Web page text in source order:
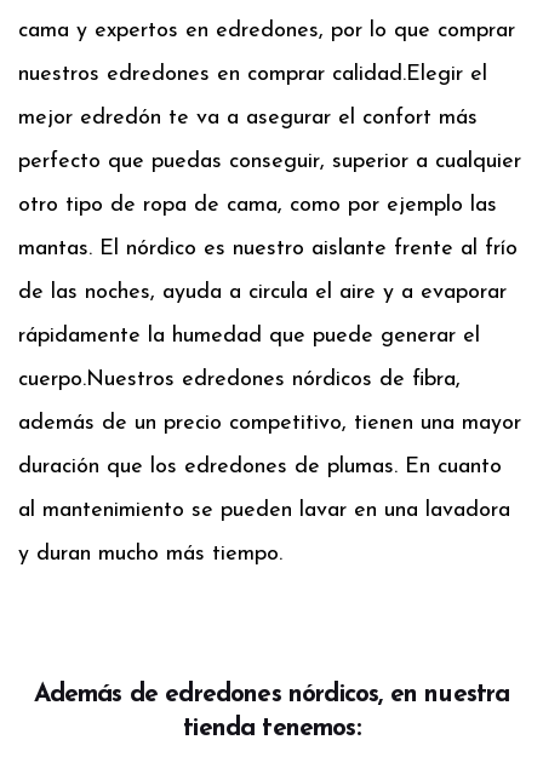
cama y expertos en edredones, por lo que comprar
nuestros edredones en comprar calidad.Elegir el
mejor edredón te va a asegurar el confort más
perfecto que puedas conseguir, superior a cualquier
otro tipo de ropa de cama, como por ejemplo las
mantas. El nórdico es nuestro aislante frente al frío
de las noches, ayuda a circula el aire y a evaporar
rápidamente la humedad que puede generar el
cuerpo.Nuestros edredones nórdicos de fibra,
además de un precio competitivo, tienen una mayor
duración que los edredones de plumas. En cuanto
al mantenimiento se pueden lavar en una lavadora
y duran mucho más tiempo.
Además de edredones nórdicos, en nuestra
tienda tenemos: